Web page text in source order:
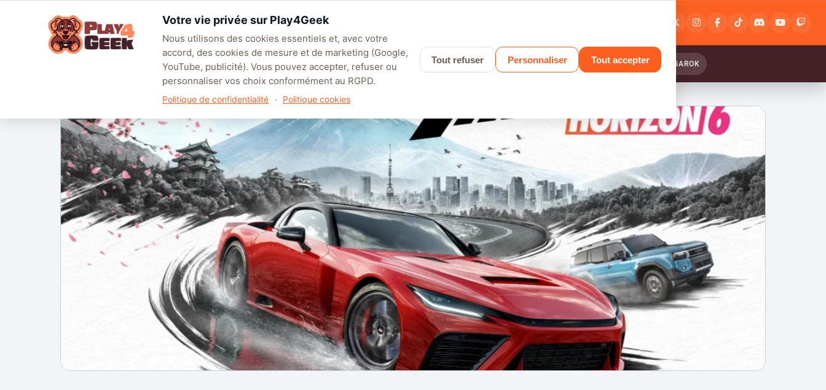
inscription
LEAGUE OF LEGENDS BATTLEFIELD 6 PALWORLD APEX LEGENDS SAROS GRANBLUE FANTASY RELINK : ENDLESS RANGAROK
Forza Horizon 6 : Un vibrant hommage au Japon
Votre vie privée sur Play4Geek
Nous utilisons des cookies essentiels et, avec votre
accord, des cookies de mesure et de marketing (Google,
YouTube, publicité). Vous pouvez accepter, refuser ou
personnaliser vos choix conformément au RGPD.
Politique de confidentialité · Politique cookies
Tout refuser Personnaliser Tout accepter